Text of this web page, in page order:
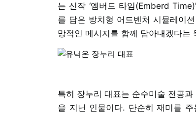
는 신작 ‘엠버드 타임(Emberd
를 담은 방치형 어드벤처 시뮬레이
망적인 메시지를 함께 담아내겠다는
특히 장누리 대표는 순수미술 전공
을 지닌 인물이다. 단순히 재미를